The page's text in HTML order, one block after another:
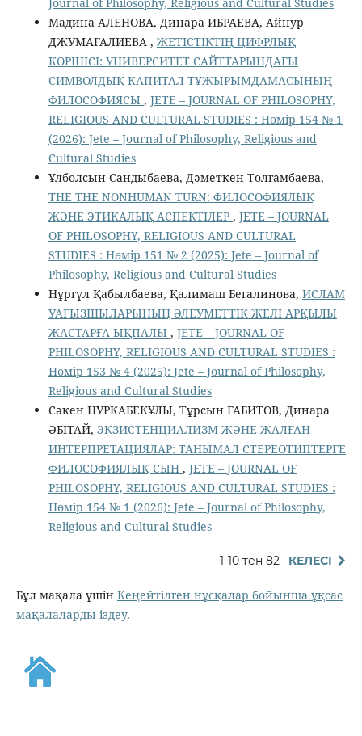
Jоurnal of Philosophy, Religious аnd Cultural Studies
Мадина АЛЕНОВА, Динара ИБРАЕВА, Айнур
ДЖУМАГАЛИЕВА , ЖЕТІСТІКТІҢ ЦИФРЛЫҚ
КӨРІНІСІ: УНИВЕРСИТЕТ САЙТТАРЫНДАҒЫ
СИМВОЛДЫҚ КАПИТАЛ ТҰЖЫРЫМДАМАСЫНЫҢ
ФИЛОСОФИЯСЫ , JETE – JОURNAL OF PHILOSOPHY,
RELIGIOUS AND CULTURAL STUDIES : Нөмір 154 № 1
(2026): Jete – Jоurnal of Philosophy, Religious аnd
Cultural Studies
Ұлболсын Сандыбаева, Дәметкен Толғамбаева,
THE THE NONHUMAN TURN: ФИЛОСОФИЯЛЫҚ
ЖӘНЕ ЭТИКАЛЫҚ АСПЕКТІЛЕР , JETE – JОURNAL
OF PHILOSOPHY, RELIGIOUS AND CULTURAL
STUDIES : Нөмір 151 № 2 (2025): Jete – Jоurnal of
Philosophy, Religious аnd Cultural Studies
Нұргүл Қабылбаева, Қалимаш Бегалинова, ИСЛАМ
УАҒЫЗШЫЛАРЫНЫҢ ӘЛЕУМЕТТІК ЖЕЛІ АРҚЫЛЫ
ЖАСТАРҒА ЫҚПАЛЫ , JETE – JОURNAL OF
PHILOSOPHY, RELIGIOUS AND CULTURAL STUDIES :
Нөмір 153 № 4 (2025): Jete – Jоurnal of Philosophy,
Religious аnd Cultural Studies
Сәкен НУРКАБЕКҰЛЫ, Тұрсын ҒАБИТОВ, Динара
ӘБІТАЙ, ЭКЗИСТЕНЦИАЛИЗМ ЖӘНЕ ЖАЛҒАН
ИНТЕРПРЕТАЦИЯЛАР: ТАНЫМАЛ СТЕРЕОТИПТЕРГЕ
ФИЛОСОФИЯЛЫҚ СЫН , JETE – JОURNAL OF
PHILOSOPHY, RELIGIOUS AND CULTURAL STUDIES :
Нөмір 154 № 1 (2026): Jete – Jоurnal of Philosophy,
Religious аnd Cultural Studies
1-10 тен 82 КЕЛЕСІ
Бұл мақала үшін Кеңейтілген нұсқалар бойынша ұқсас
мақалаларды іздеу.